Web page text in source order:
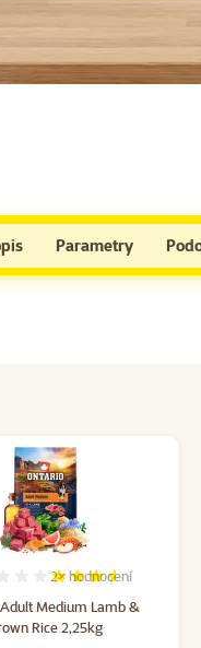
Parametry
Medium Lamb &
Rice 2,25kg
Hodnocení 70%,
2× hodnocení